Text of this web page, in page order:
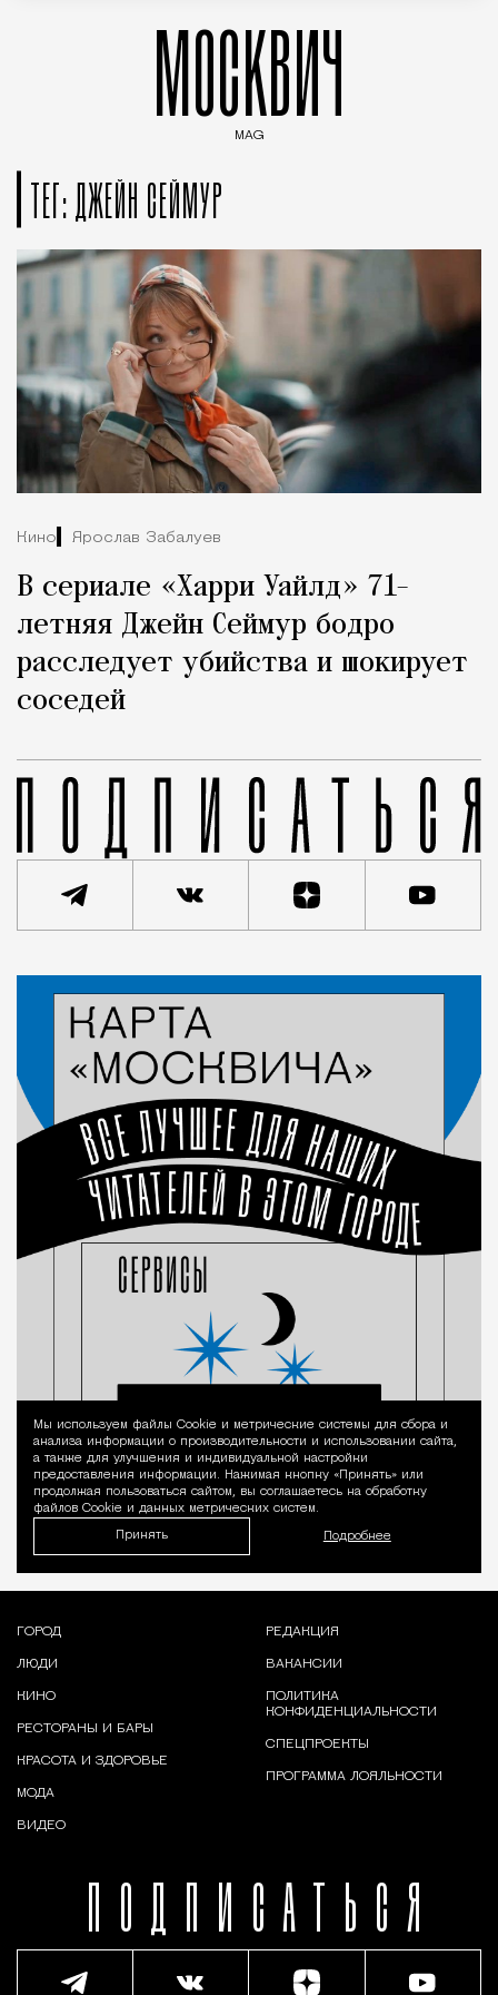
МОСКВИЧ
MAG
ТЕГ: ДЖЕЙН СЕЙМУР
Кино Ярослав Забалуев
В сериале «Харри Уайлд» 71-
летняя Джейн Сеймур бодро
расследует убийства и шокирует
соседей
Уведомление
Мы используем файлы Сookie и метрические системы для сбора и
анализа информации о производительности и использовании сайта,
а также для улучшения и индивидуальной настройки
предоставления информации. Нажимая кнопку «Принять» или
продолжая пользоваться сайтом, вы соглашаетесь на обработку
файлов Cookie и данных метрических систем.
Принять Подробнее
ПОДПИСАТЬСЯ
ГОРОД
ЛЮДИ
КИНО
РЕСТОРАНЫ И БАРЫ
КРАСОТА И ЗДОРОВЬЕ
МОДА
ВИДЕО
РЕДАКЦИЯ
ВАКАНСИИ
ПОЛИТИКА
КОНФИДЕНЦИАЛЬНОСТИ
СПЕЦПРОЕКТЫ
ПРОГРАММА ЛОЯЛЬНОСТИ